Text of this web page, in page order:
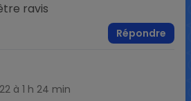
ravis
Répondre
à 1 h 24 min